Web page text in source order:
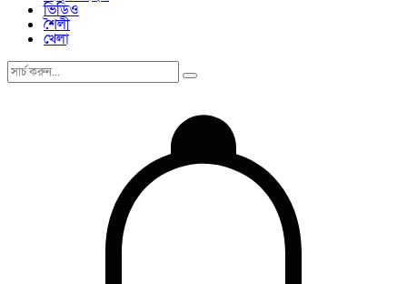
ভিডিও
শৈলী
খেলা